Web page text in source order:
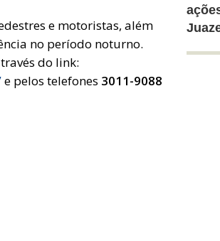
e motoristas, além
no período noturno.
do link:
e pelos telefones 3011-9088